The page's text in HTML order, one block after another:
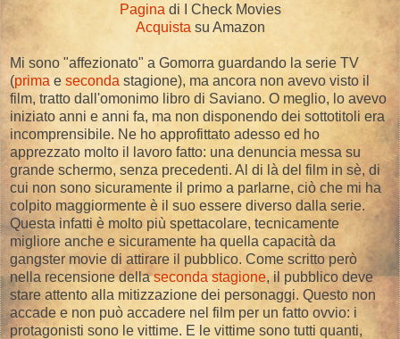
Pagina di I Check Movies
Acquista su Amazon
Mi sono "affezionato" a Gomorra guardando la serie TV
(primae seconda stagione), ma ancora non avevo visto il
film, tratto dall'omonimo libro di Saviano. O meglio, lo avevo
iniziato anni e anni fa, ma non disponendo dei sottotitoli era
incomprensibile. Ne ho approfittato adesso ed ho
apprezzato molto il lavoro fatto: una denuncia messa su
grande schermo, senza precedenti. Al di là del film in sè, di
cui non sono sicuramente il primo a parlarne, ciò che mi ha
colpito maggiormente è il suo essere diverso dalla serie.
Questa infatti è molto più spettacolare, tecnicamente
migliore anche e sicuramente ha quella capacità da
gangster movie di attirare il pubblico. Come scritto però
nella recensione dellaseconda stagione, il pubblico deve
stare attento alla mitizzazione dei personaggi. Questo non
accade e non può accadere nel film per un fatto ovvio: i
protagonisti sono le vittime. E le vittime sono tutti quanti,